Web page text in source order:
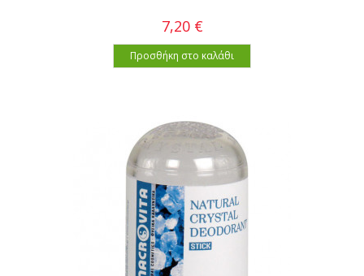
7,20 €
Προσθήκη στο καλάθι